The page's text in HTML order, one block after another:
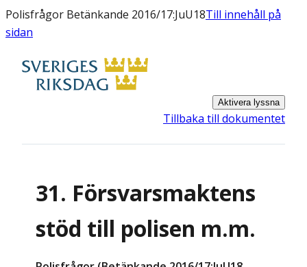
Polisfrågor Betänkande 2016/17:JuU18Till innehåll på
sidan
Aktivera lyssna
Tillbaka till dokumentet
31. Försvarsmaktens
stöd till polisen m.m.